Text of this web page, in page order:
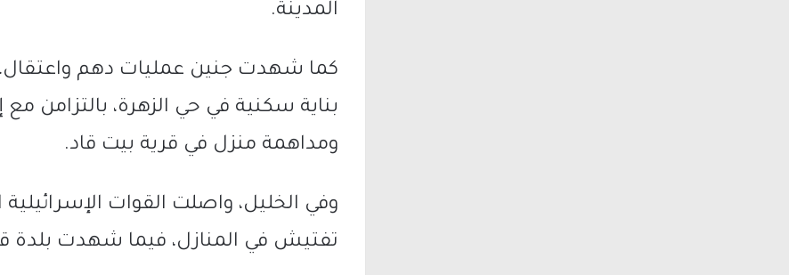
المدينة.
كما شهدت جنين عمليات دهم
بناية سكنية في حي الزهرة، بالتزامن
ومداهمة منزل في قرية بيت قاد.
وفي الخليل، واصلت القوات الإسرائيلية
تفتيش في المنازل، فيما شهدت بلدة